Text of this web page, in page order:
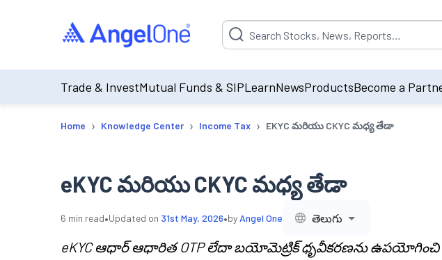
Suggestion will be populated by default on
Trade & InvestMutual Funds & SIPLearnNewsProductsBecome a
Home › Knowledge Center › Income Tax › EKYC మరియు CKYC మధ్య తేడా
eKYC మరియు CKYC మధ్య తేడా
6 min read•Updated on 31st May, 2026•by Angel One తెలుగు
eKYC ఆధార్ ఆధారిత OTP లేదా బయోమెట్రిక్ ధృవీకరణను ఉపయోగించి